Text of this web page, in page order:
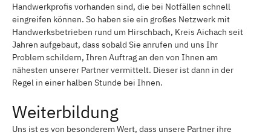
Handwerkprofis vorhanden sind, die bei Notfällen schnell
eingreifen können. So haben sie ein großes Netzwerk mit
Handwerksbetrieben rund um Hirschbach, Kreis Aichach seit
Jahren aufgebaut, dass sobald Sie anrufen und uns Ihr
Problem schildern, Ihren Auftrag an den von Ihnen am
nähesten unserer Partner vermittelt. Dieser ist dann in der
Regel in einer halben Stunde bei Ihnen.
Weiterbildung
Uns ist es von besonderem Wert, dass unsere Partner ihre